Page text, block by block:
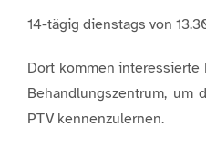
14-tägig dienstags von
Dort kommen interessierte
Behandlungszentrum, um
PTV kennenzulernen.